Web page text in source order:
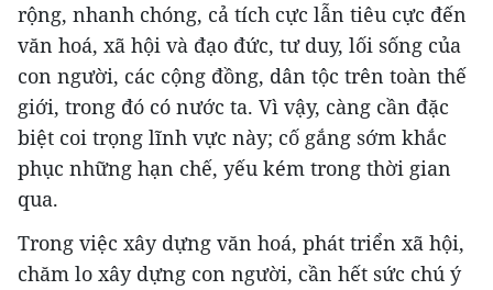
rộng, nhanh chóng, cả tích cực lẫn tiêu cực đến
văn hoá, xã hội và đạo đức, tư duy, lối sống của
con người, các cộng đồng, dân tộc trên toàn thế
giới, trong đó có nước ta. Vì vậy, càng cần đặc
biệt coi trọng lĩnh vực này; cố gắng sớm khắc
phục những hạn chế, yếu kém trong thời gian
qua.
Trong việc xây dựng văn hoá, phát triển xã hội,
chăm lo xây dựng con người, cần hết sức chú ý